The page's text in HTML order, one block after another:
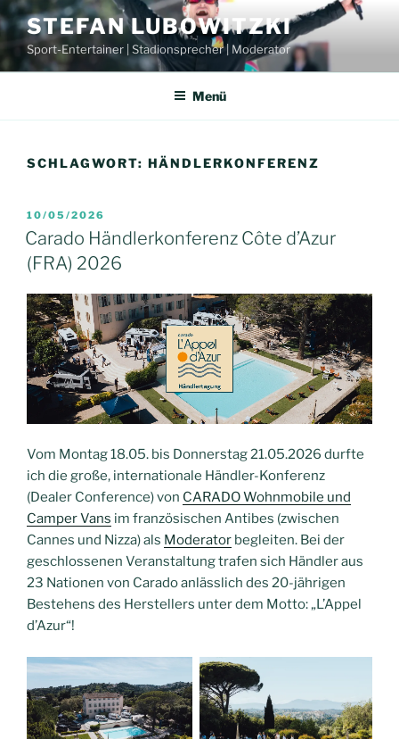
Zum
Inhalt
springen
STEFAN LUBOWITZKI
Sport-Entertainer | Stadionsprecher | Moderator
Menü
SCHLAGWORT: HÄNDLERKONFERENZ
VERÖFFENTLICHT
AM
10/05/2026
Carado Händlerkonferenz Côte d’Azur
(FRA) 2026
Vom Montag 18.05. bis Donnerstag 21.05.2026 durfte
ich die große, internationale Händler-Konferenz
(Dealer Conference) von CARADO Wohnmobile und
Camper Vans im französischen Antibes (zwischen
Cannes und Nizza) als Moderator begleiten. Bei der
geschlossenen Veranstaltung trafen sich Händler aus
23 Nationen von Carado anlässlich des 20-jährigen
Bestehens des Herstellers unter dem Motto: „L’Appel
d’Azur“!